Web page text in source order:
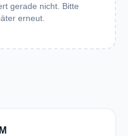
gerade nicht. Bitte
erneut.